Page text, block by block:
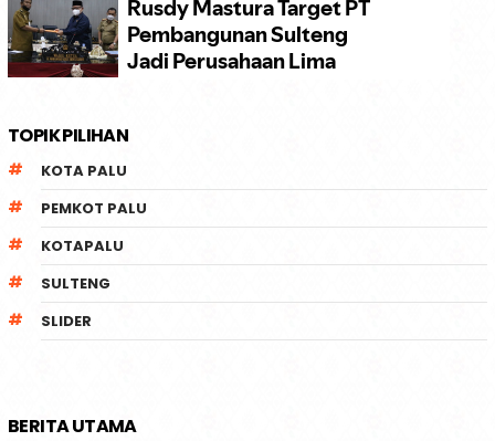
TOPIK PILIHAN
KOTA PALU
PEMKOT PALU
KOTAPALU
SULTENG
SLIDER
BERITA UTAMA